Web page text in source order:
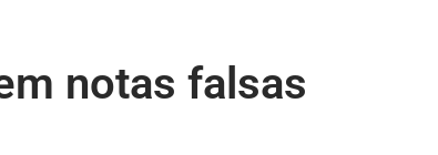
notas falsas